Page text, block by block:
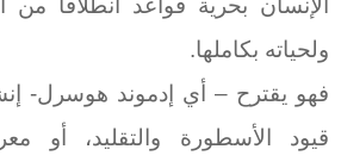
الإنسان بحرية قواعد انطلاقا
ولحياته بكاملها.
فهو يقترح – أي إدموند هوسرل-
قيود الأسطورة والتقليد، أو